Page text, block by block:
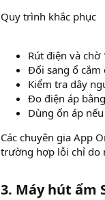
Quy trình khắc phục
Rút điện và
Đổi sang ổ cắm
Kiểm tra dây
Đo điện áp
Dùng ổn áp
Các chuyên gia App
trường hợp lỗi chỉ do
3. Máy hút ẩm